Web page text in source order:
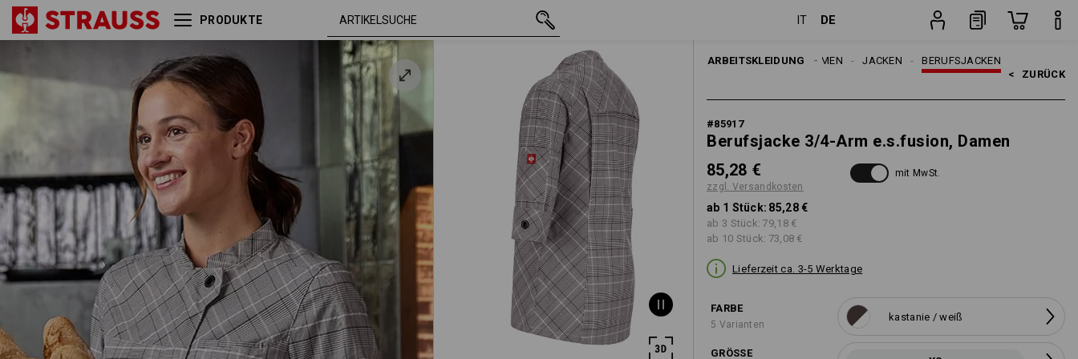
PRODUKTE IT DE
ARBEITSKLEIDUNG BERUFSJACKEN
JACKEN
DAMEN
< ZURÜCK
#85917
Berufsjacke 3/4-Arm e.s.fusion, Damen
85,28 €
zzgl. Versandkosten
mit MwSt.
ab 1 Stück: 85,28 €
ab 3 Stück: 79,18 €
ab 10 Stück: 73,08 €
Lieferzeit ca. 3-5 Werktage
FARBE
5 Varianten
kastanie / weiß
GRÖSSE
Berufsjacke 3/4-Arm
/ weiß
XS